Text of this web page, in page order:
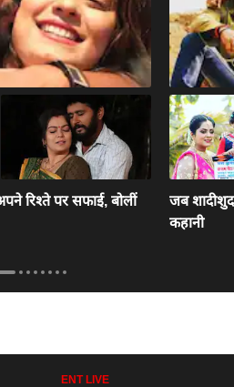
रिश्ते पर सफाई, बोलीं
जब
कहानी
ENT LIVE